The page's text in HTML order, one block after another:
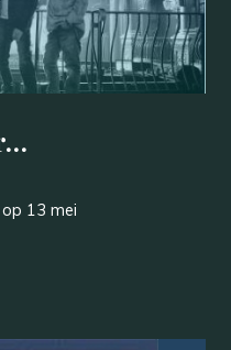
op 13 mei